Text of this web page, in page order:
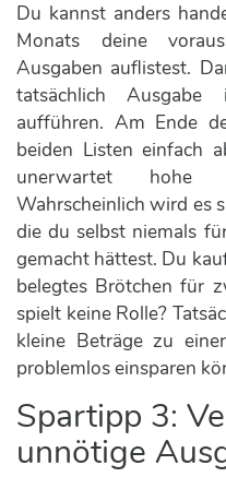
Du kannst anders
Monats deine
Ausgaben auflistest.
tatsächlich Ausgabe
aufführen. Am Ende
beiden Listen einfach
unerwartet hohe
Wahrscheinlich wird es
die du selbst niemals
gemacht hättest. Du
belegtes Brötchen für
spielt keine Rolle?
kleine Beträge zu
problemlos einsparen
Spartipp 3:
unnötige